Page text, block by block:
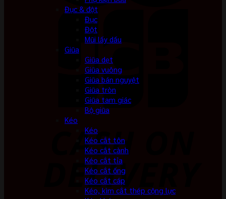
Đục & đột
Đục
Đột
Mũi lấy dấu
Giũa
Giũa dẹt
Giũa vuông
Giũa bán nguyệt
Giũa tròn
Giũa tam giác
Bộ giũa
Kéo
Kéo
Kéo cắt tôn
Kéo cắt cành
Kéo cắt tỉa
Kéo cắt ống
Kéo cắt cáp
Kéo, kìm cắt thép cộng lực